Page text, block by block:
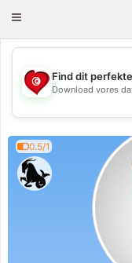
Toggle
💖
Find dit
Download vores
0.5/1